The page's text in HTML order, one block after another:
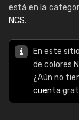
está en la
NCS.
En este
de colores
¿Aún no
cuenta